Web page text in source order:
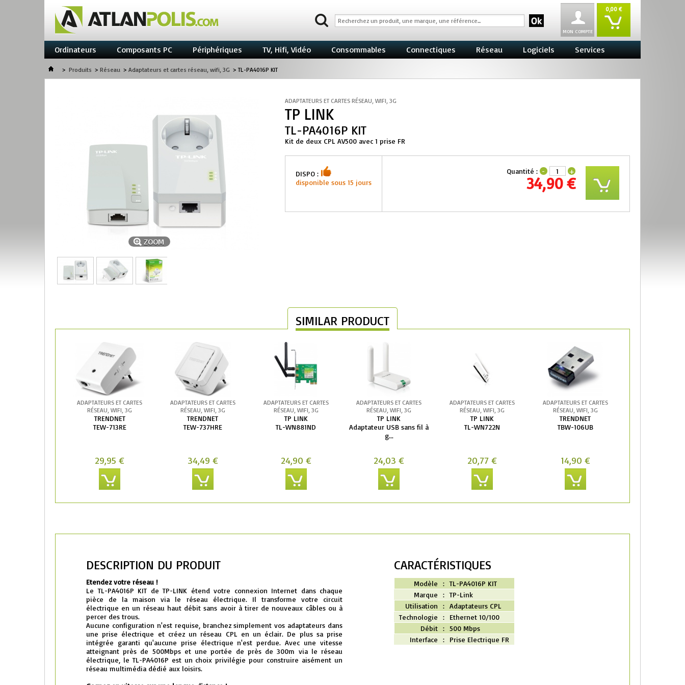
0,00 €
MON COMPTE
Ordinateurs Composants PC Périphériques TV, Hifi, Vidéo Consommables Connectiques Réseau Logiciels Services
> Produits > Réseau > Adaptateurs et cartes réseau, wifi, 3G > TL-PA4016P KIT
ZOOM
ADAPTATEURS ET CARTES RÉSEAU, WIFI, 3G
TP LINK
TL-PA4016P KIT
Kit de deux CPL AV500 avec 1 prise FR
DISPO :
disponible sous 15 jours
Quantité : - +
34,90 €
SIMILAR PRODUCT
ADAPTATEURS ET CARTES
RÉSEAU, WIFI, 3G
TRENDNET
TEW-713RE
29,95 €
ADAPTATEURS ET CARTES
RÉSEAU, WIFI, 3G
TRENDNET
TEW-737HRE
34,49 €
ADAPTATEURS ET CARTES
RÉSEAU, WIFI, 3G
TP LINK
TL-WN881ND
24,90 €
ADAPTATEURS ET CARTES
RÉSEAU, WIFI, 3G
TP LINK
Adaptateur USB sans fil à
g...
24,03 €
ADAPTATEURS ET CARTES
RÉSEAU, WIFI, 3G
TP LINK
TL-WN722N
20,77 €
ADAPTATEURS ET CARTES
RÉSEAU, WIFI, 3G
TRENDNET
TBW-106UB
14,90 €
DESCRIPTION DU PRODUIT
Etendez votre réseau !
Le TL-PA4016P KIT de TP-LINK étend votre connexion Internet dans chaque
pièce de la maison via le réseau électrique. Il transforme votre circuit
électrique en un réseau haut débit sans avoir à tirer de nouveaux câbles ou à
percer des trous.
Aucune configuration n'est requise, branchez simplement vos adaptateurs dans
une prise électrique et créez un réseau CPL en un éclair. De plus sa prise
intégrée garanti qu'aucune prise électrique n'est perdue. Avec une vitesse
atteignant près de 500Mbps et une portée de près de 300m via le réseau
électrique, le TL-PA4016P est un choix privilégie pour construire aisément un
réseau multimédia dédié aux loisirs.
CARACTÉRISTIQUES
Modèle : TL-PA4016P KIT
Marque
: TP-Link
Utilisation
:
Adaptateurs CPL
Technologie
:
Ethernet 10/100
Débit
:
500 Mbps
Interface
: Prise Electrique FR